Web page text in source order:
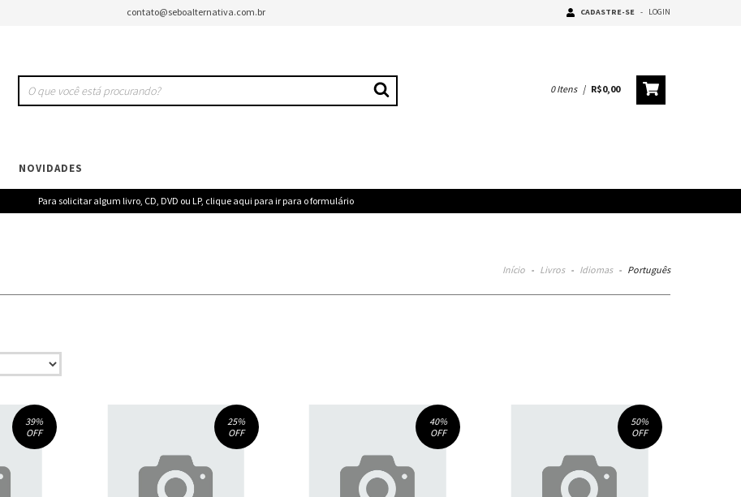
contato@seboalternativa.com.br CADASTRE-SE - LOGIN
0Itens | R$0,00
NOVIDADES
Para solicitar algum livro, CD, DVD ou LP, clique aqui para ir para o formulário
Início - Livros - Idiomas - Português
39%
OFF
25%
OFF
40%
OFF
50%
OFF